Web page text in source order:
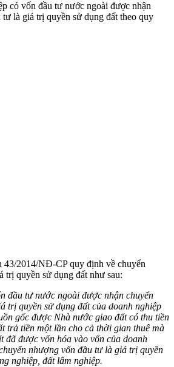
có vốn đầu tư nước ngoài được nhận
là giá trị quyền sử dụng đất theo quy
43/2014/NĐ-CP quy định về chuyển
trị quyền sử dụng đất như sau:
đầu tư nước ngoài được nhận chuyển
trị quyền sử dụng đất của doanh nghiệp
gốc được Nhà nước giao đất có thu tiền
trả tiền một lần cho cả thời gian thuê mà
đã được vốn hóa vào vốn của doanh
nhượng vốn đầu tư là giá trị quyền
nghiệp, đất lâm nghiệp.